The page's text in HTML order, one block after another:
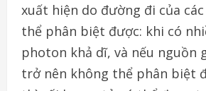
xuất hiện do đường đi của
thể phân biệt được: khi có
photon khả dĩ, và nếu nguồn
trở nên không thể phân biệt